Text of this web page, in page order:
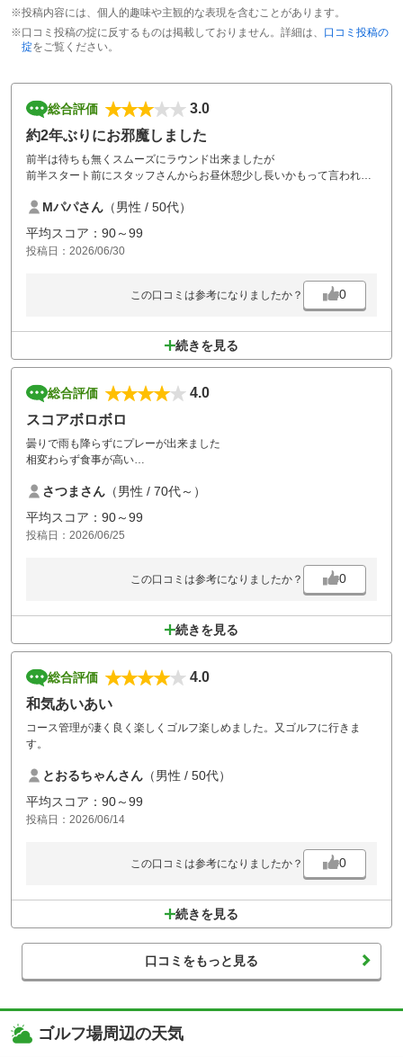
※投稿内容には、個人的趣味や主観的な表現を含むことがあります。
※口コミ投稿の掟に反するものは掲載しておりません。詳細は、 口コミ投稿の
掟をご覧ください。
総合評価
3.0
約2年ぶりにお邪魔しました
前半は待ちも無くスムーズにラウンド出来ましたが
前半スタート前にスタッフさんからお昼休憩少し長いかもって言われて
しかし実際お昼休憩100分程ありホール毎に待ちもあり集中力切れてマ
トモなプレーできませんでした
コース自体はわりと綺麗でメンテナンスも出来てると思います
土日ラウンドする方は午前スルーが良いと思います
Mパパさん （男性 / 50代）
平均スコア：90～99
投稿日：2026/06/30
この口コミは参考になりましたか？ 0
続きを見る
総合評価
4.0
スコアボロボロ
曇りで雨も降らずにプレーが出来ました
相変わらず食事が高い
さつまさん （男性 / 70代～）
平均スコア：90～99
投稿日：2026/06/25
この口コミは参考になりましたか？ 0
続きを見る
総合評価
4.0
和気あいあい
コース管理が凄く良く楽しくゴルフ楽しめました。又ゴルフに行きま
す。
とおるちゃんさん （男性 / 50代）
平均スコア：90～99
投稿日：2026/06/14
この口コミは参考になりましたか？ 0
続きを見る
口コミをもっと見る
ゴルフ場周辺の天気